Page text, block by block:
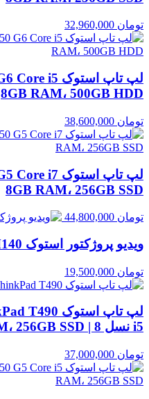
تومان
8GB RAM، 500GB HDD
تومان
8GB RAM، 256GB SSD
تومان
ویدیو پروژکتور استوک Casio XJ‑M140
تومان
i5 نسل 8 | 8GB RAM، 256GB SSD
تومان